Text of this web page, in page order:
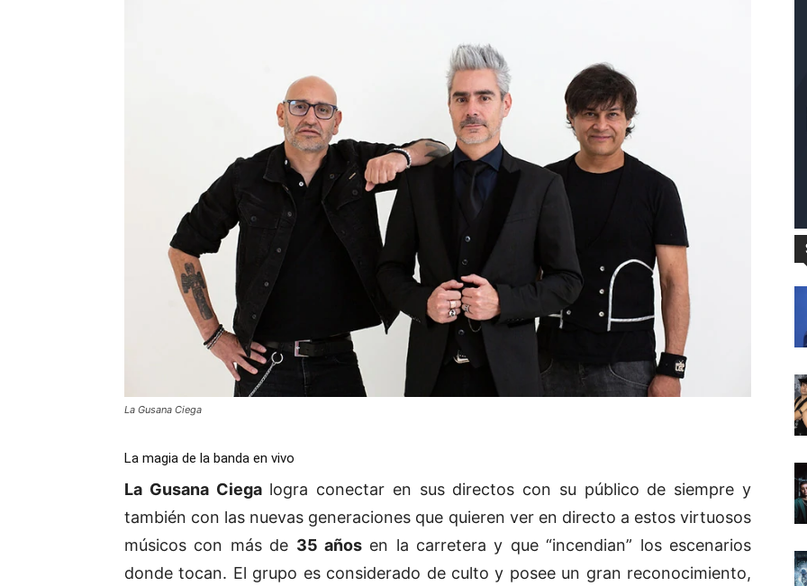
La Gusana Ciega
La magia de la banda en vivo
La Gusana Ciegalogra conectar en sus directos con su público de siempre y
también con las nuevas generaciones que quieren ver en directo a estos virtuosos
músicos con más de 35 añosen la carretera y que “incendian” los escenarios
donde tocan. El grupo es considerado de culto y posee un gran reconocimiento,